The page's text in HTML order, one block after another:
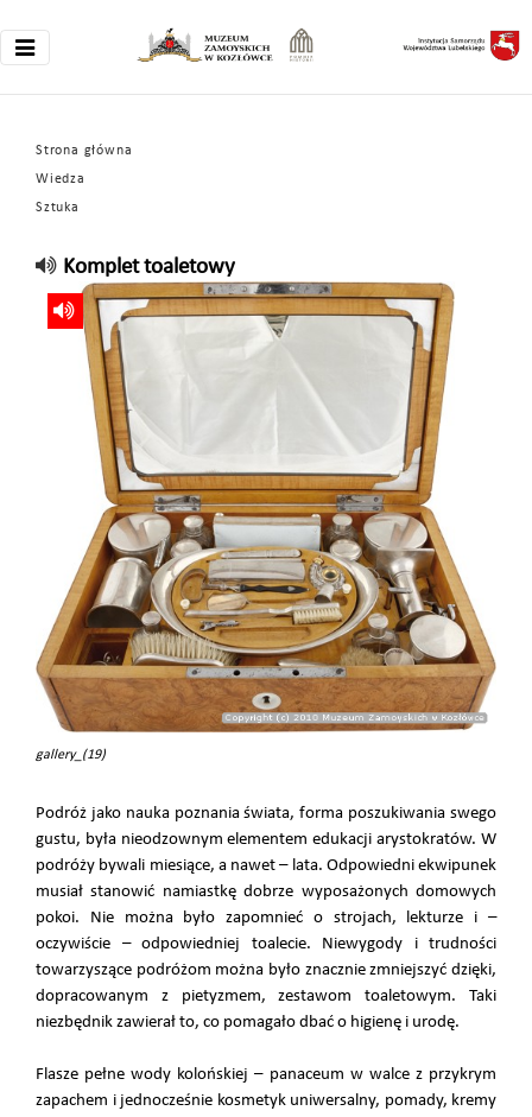
Strona główna
Wiedza
Sztuka
Komplet toaletowy
gallery_(19)
Podróż jako nauka poznania świata, forma poszukiwania swego
gustu, była nieodzownym elementem edukacji arystokratów. W
podróży bywali miesiące, a nawet – lata. Odpowiedni ekwipunek
musiał stanowić namiastkę dobrze wyposażonych domowych
pokoi. Nie można było zapomnieć o strojach, lekturze i –
oczywiście – odpowiedniej toalecie. Niewygody i trudności
towarzyszące podróżom można było znacznie zmniejszyć dzięki,
dopracowanym z pietyzmem, zestawom toaletowym. Taki
niezbędnik zawierał to, co pomagało dbać o higienę i urodę.
Flasze pełne wody kolońskiej – panaceum w walce z przykrym
zapachem i jednocześnie kosmetyk uniwersalny, pomady, kremy